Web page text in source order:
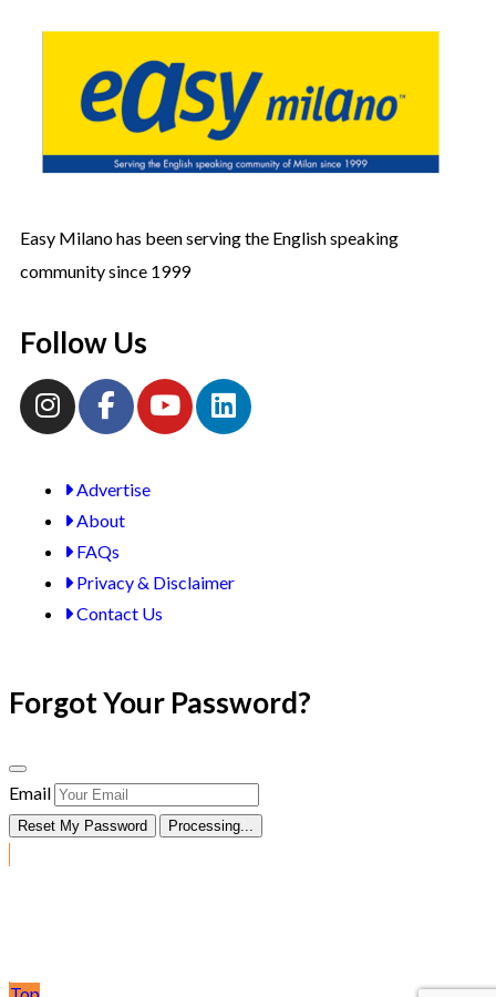
Easy Milano has been serving the English speaking
community since 1999
Follow Us
Advertise
About
FAQs
Privacy & Disclaimer
Contact Us
Forgot Your Password?
Email
Reset My Password Processing...